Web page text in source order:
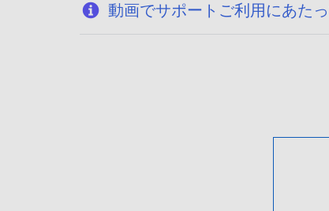
動画でサポートご利用にあた